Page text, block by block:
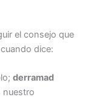
el consejo que
dice:
derramad
nuestro